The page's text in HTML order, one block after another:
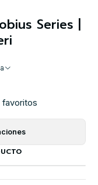
Series |
favoritos